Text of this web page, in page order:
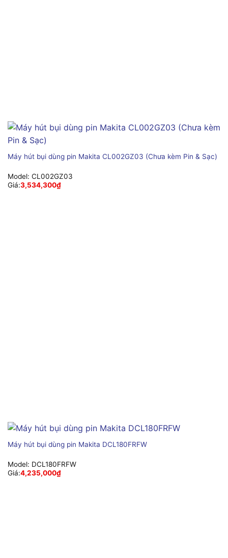
Máy hút bụi dùng pin Makita CL002GZ03 (Chưa kèm Pin & Sạc)
Model: CL002GZ03
Giá:3,534,300₫
Máy hút bụi dùng pin Makita DCL180FRFW
Model: DCL180FRFW
Giá:4,235,000₫